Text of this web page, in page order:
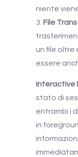
niente
File
un file oltre
essere
Interactive
stato di
entrambi i
in